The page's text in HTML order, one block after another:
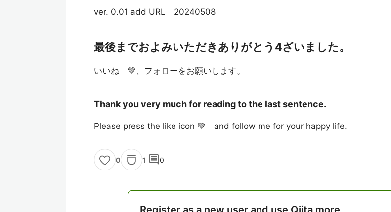
ver. 0.01 add URL 20240508
最後までおよみいただきありがとう4ざいました。
いいね 💚、フォローをお願いします。
Thank you very much for reading to the last sentence.
Please press the like icon 💚 and follow me for your happy life.
0 1 comment0
Register as a new user and use Qiita more